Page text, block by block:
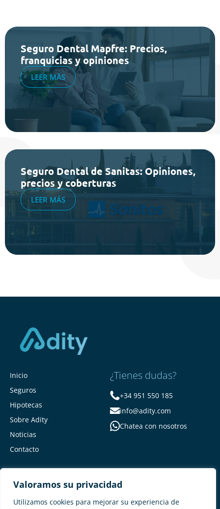
Valoramos su privacidad
Utilizamos cookies para mejorar su experiencia de
Seguro Dental Mapfre: Precios,
franquicias y opiniones
LEER MÁS
Seguro Dental de Sanitas: Opiniones,
precios y coberturas
LEER MÁS
Inicio
Seguros
Hipotecas
Sobre Adity
Noticias
Contacto
¿Tienes dudas?
+34 951 550 185
info@adity.com
Chatea con nosotros